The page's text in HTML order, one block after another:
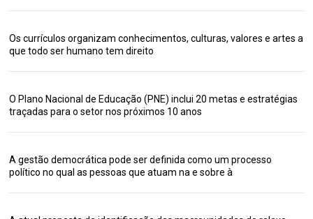
Os currículos organizam conhecimentos, culturas, valores e artes a
que todo ser humano tem direito
O Plano Nacional de Educação (PNE) inclui 20 metas e estratégias
traçadas para o setor nos próximos 10 anos
A gestão democrática pode ser definida como um processo
político no qual as pessoas que atuam na e sobre à